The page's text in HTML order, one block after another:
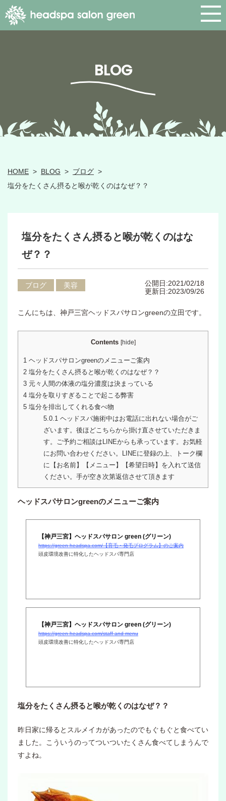
BLOG
HOME > BLOG > ブログ >
塩分をたくさん摂ると喉が乾くのはなぜ？？
塩分をたくさん摂ると喉が乾くのはな
ぜ？？
ブログ 美容
公開日:2021/02/18
更新日:2023/09/26
こんにちは、神戸三宮ヘッドスパサロンgreenの立田です。
Contents [hide]
1 ヘッドスパサロンgreenのメニューご案内
2 塩分をたくさん摂ると喉が乾くのはなぜ？？
3 元々人間の体液の塩分濃度は決まっている
4 塩分を取りすぎることで起こる弊害
5 塩分を排出してくれる食べ物
5.0.1ヘッドスパ施術中はお電話に出れない場合がご
ざいます。後ほどこちらから掛け直させていただきま
す。ご予約ご相談はLINEからも承っています。お気軽
にお問い合わせください。LINEに登録の上、トーク欄
に【お名前】【メニュー】【希望日時】を入れて送信
ください。手が空き次第返信させて頂きます
ヘッドスパサロンgreenのメニューご案内
【神戸三宮】ヘッドスパサロン green (グリーン)
https://green-headspa.com/【育毛・発毛プログラム】のご案内
頭皮環境改善に特化したヘッドスパ専門店
【神戸三宮】ヘッドスパサロン green (グリーン)
https://green-headspa.com/staff-and-menu
頭皮環境改善に特化したヘッドスパ専門店
塩分をたくさん摂ると喉が乾くのはなぜ？？
昨日家に帰るとスルメイカがあったのでもぐもぐと食べてい
ました。こういうのってついついたくさん食べてしまうんで
すよね。